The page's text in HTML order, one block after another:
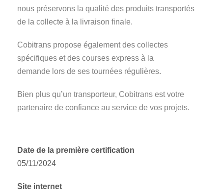
nous préservons la qualité des produits transportés
de la collecte à la livraison finale.
Cobitrans propose également des collectes
spécifiques et des courses express à la
demande lors de ses tournées régulières.
Bien plus qu’un transporteur, Cobitrans est votre
partenaire de confiance au service de vos projets.
Date de la première certification
05/11/2024
Site internet